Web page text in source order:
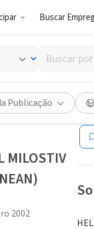
Buscar
Buscar
por
palavra-
chave,
habilidades
ou
interesses
Publicação
MILOSTIV
2002